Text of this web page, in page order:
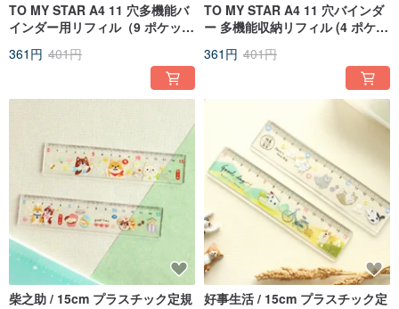
TO MY STAR A4 11 穴多機能バ
インダー用リフィル（9 ポケッ
361円 401円
TO MY STAR A4 11 穴バインダ
ー 多機能収納リフィル (4 ポケッ
361円 401円
柴之助 / 15cm プラスチック定規
好事生活 / 15cm プラスチック定